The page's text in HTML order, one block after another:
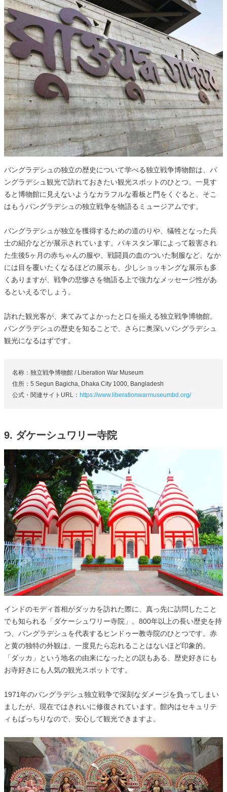
バングラデシュの独立の歴史について学べる独立戦争博物館は、バ
ングラデシュ観光で訪れておきたい観光スポットのひとつ。一見す
ると博物館に見えないようなカラフルな看板と門をくぐると、そこ
はもうバングラデシュの独立戦争を物語るミュージアムです。
バングラデシュが独立を獲得するための道のりや、犠牲となった兵
士の紹介などが展示されています。パキスタン軍によって殺害され
た生後5ヶ月の赤ちゃんの服や、戦闘員の血のついた制服など、なか
には目を覆いたくなるほどの展示も。少しショッキングな展示も多
くありますが、戦争の悲惨さを物語る上で強力なメッセージ性があ
るといえるでしょう。
訪れた観光客が、来てみてよかったと口を揃える独立戦争博物館。
バングラデシュの歴史を知ることで、さらに奥深いバングラデシュ
観光になるはずです。
名称：独立戦争博物館 / Liberation War Museum
住所：5 Segun Bagicha, Dhaka City 1000, Bangladesh
公式・関連サイトURL： https://www.liberationwarmuseumbd.org/
9. ダケーシュワリー寺院
インドのモディ首相がダッカを訪れた際に、真っ先に訪問したこと
でも知られる「ダケーシュワリー寺院」。800年以上の長い歴史を持
つ、バングラデシュを代表するヒンドゥー教寺院のひとつです。赤
と黄の独特の外観は、一度見たら忘れることはないほど印象的。
「ダッカ」という地名の由来になったとの説もある、歴史好きにも
お寺好きにも人気の観光スポットです。
1971年のバングラデシュ独立戦争で深刻なダメージを負ってしまい
ましたが、現在ではきれいに修復されています。館内はセキュリテ
ィもばっちりなので、安心して観光できますよ。